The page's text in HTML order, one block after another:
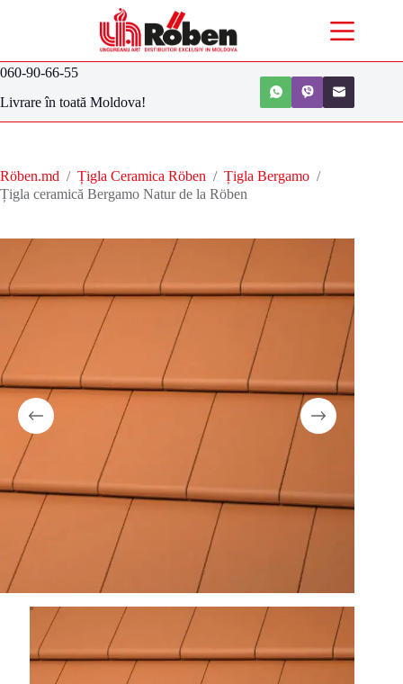
060-90-66-55
Livrare în toată Moldova!
Röben.md / Țigla Ceramica Röben / Țigla Bergamo /
Țigla ceramică Bergamo Natur de la Röben